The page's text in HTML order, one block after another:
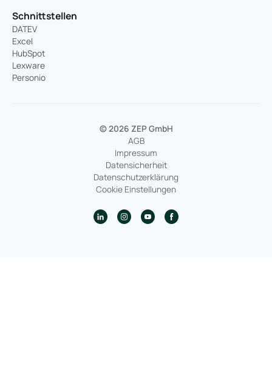
Schnittstellen
DATEV
Excel
HubSpot
Lexware
Personio
© 2026 ZEP GmbH
AGB
Impressum
Datensicherheit
Datenschutzerklärung
Cookie Einstellungen